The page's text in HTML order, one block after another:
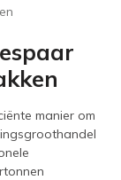
manier om